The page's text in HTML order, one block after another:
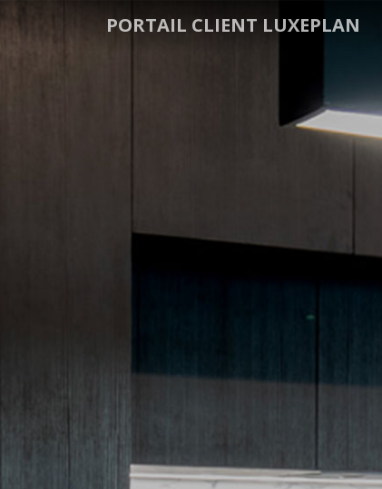
PORTAIL CLIENT LUXEPLAN